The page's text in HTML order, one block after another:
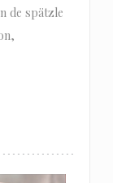
de spätzle